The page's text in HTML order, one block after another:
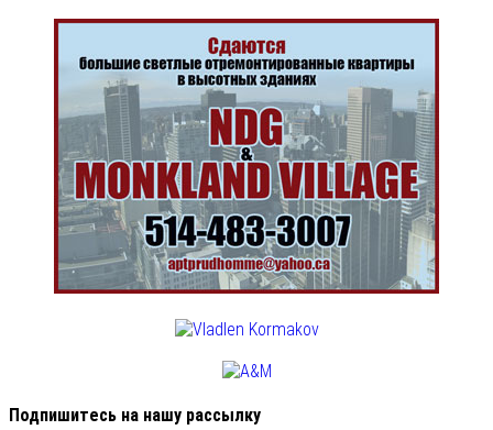
Подпишитесь на нашу рассылку